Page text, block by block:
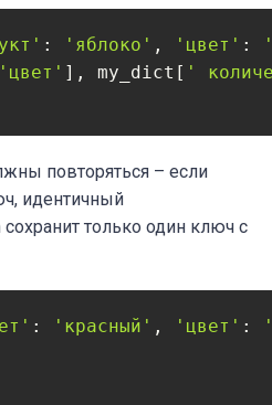
: 'яблоко' , 'цвет' :
'цвет' ], my_dict[ '
повторяться – если
идентичный
только один ключ с
: 'красный' , 'цвет' :